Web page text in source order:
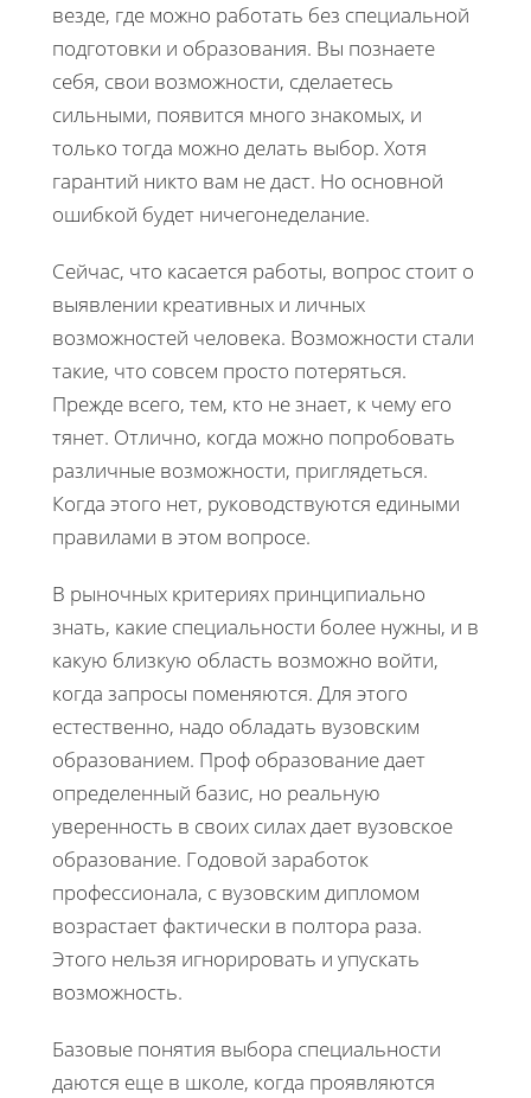
везде, где можно работать без специальной
подготовки и образования. Вы познаете
себя, свои возможности, сделаетесь
сильными, появится много знакомых, и
только тогда можно делать выбор. Хотя
гарантий никто вам не даст. Но основной
ошибкой будет ничегонеделание.
Сейчас, что касается работы, вопрос стоит о
выявлении креативных и личных
возможностей человека. Возможности стали
такие, что совсем просто потеряться.
Прежде всего, тем, кто не знает, к чему его
тянет. Отлично, когда можно попробовать
различные возможности, приглядеться.
Когда этого нет, руководствуются едиными
правилами в этом вопросе.
В рыночных критериях принципиально
знать, какие специальности более нужны, и в
какую близкую область возможно войти,
когда запросы поменяются. Для этого
естественно, надо обладать вузовским
образованием. Проф образование дает
определенный базис, но реальную
уверенность в своих силах дает вузовское
образование. Годовой заработок
профессионала, с вузовским дипломом
возрастает фактически в полтора раза.
Этого нельзя игнорировать и упускать
возможность.
Базовые понятия выбора специальности
даются еще в школе, когда проявляются